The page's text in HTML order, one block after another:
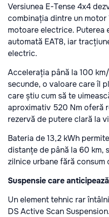
Versiunea E-Tense 4x4
combinația dintre un motor
motoare electrice. Puterea
automată EAT8, iar
electric.
Accelerația până la 100
secunde, o valoare care îl
care știu cum să te
aproximativ 520 Nm oferă
rezervă de putere clară la
Bateria de 13,2 kWh
distanțe de până la 60 km,
zilnice urbane fără consum
Suspensie care
Un element tehnic rar
DS Active Scan